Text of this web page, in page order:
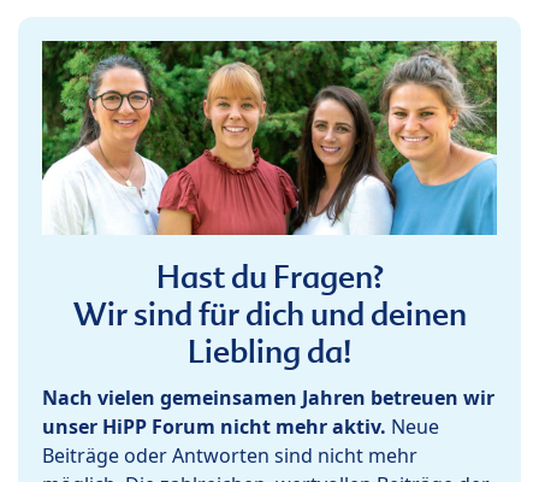
Hast du Fragen?
Wir sind für dich und deinen
Liebling da!
Nach vielen gemeinsamen Jahren betreuen wir
unser HiPP Forum nicht mehr aktiv. Neue
Beiträge oder Antworten sind nicht mehr